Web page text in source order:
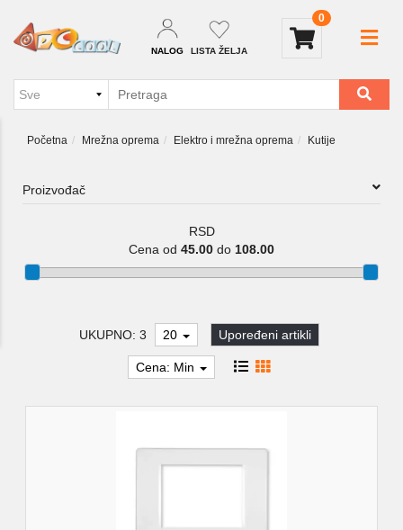
NALOG LISTA ŽELJA
0
Početna Mrežna oprema Elektro i mrežna oprema Kutije
Proizvođač
RSD
Cena od 45.00 do 108.00
UKUPNO: 3 20 Upoređeni artikli
Cena: Min